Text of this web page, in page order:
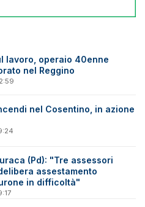
lavoro, operaio 40enne
nel Reggino
nel Cosentino, in azione
(Pd): "Tre assessori
assestamento
in difficoltà"